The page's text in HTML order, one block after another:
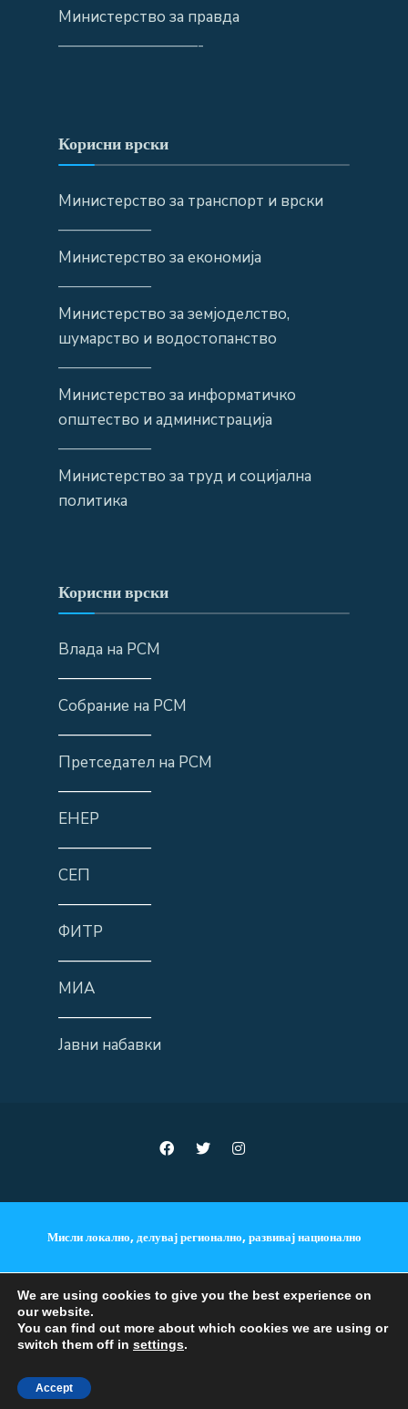
Министерство за правда
—————————-
Корисни врски
Министерство за транспорт и врски
——————
Министерство за економија
——————
Министерство за земјоделство,
шумарство и водостопанство
——————
Министерство за информатичко
општество и администрација
——————
Министерство за труд и социјална
политика
Корисни врски
Влада на РСМ
——————
Собрание на РСМ
——————
Претседател на РСМ
——————
ЕНЕР
——————
СЕП
——————
ФИТР
——————
МИА
——————
Јавни набавки
Мисли локално, делувај регионално, развивај национално
We are using cookies to give you the best experience on
our website.
You can find out more about which cookies we are using or
switch them off in settings.
Accept